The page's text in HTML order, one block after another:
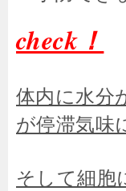
check！
体内に水分
が停滞気味
そして細胞